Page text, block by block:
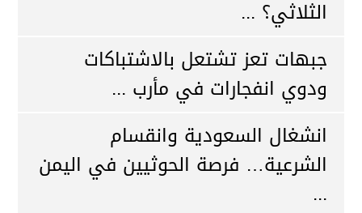
الثلاثي؟ ...
جبهات تعز تشتعل بالاشتباكات
ودوي انفجارات في مأرب ...
انشغال السعودية وانقسام
الشرعية… فرصة الحوثيين في اليمن
...